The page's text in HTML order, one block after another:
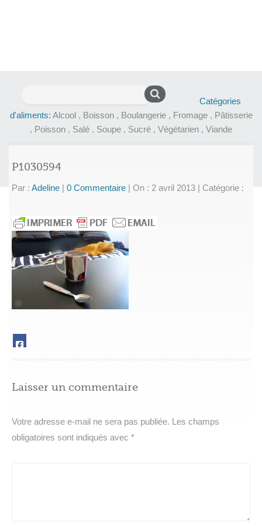
Catégories
d'aliments: Alcool , Boisson, Boulangerie, Fromage, Pâtisserie
, Poisson , Salé , Soupe , Sucré , Végétarien , Viande
P1030594
Par : Adeline 0 Commentaire On : 2 avril 2013 Catégorie :
Laisser un commentaire
Votre adresse e-mail ne sera pas publiée. Les champs
obligatoires sont indiqués avec *